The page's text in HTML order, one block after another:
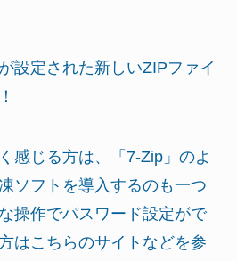
設定された新しいZIPファイ
感じる方は、「7-Zip」のよ
ソフトを導入するのも一つ
操作でパスワード設定がで
はこちらのサイトなどを参